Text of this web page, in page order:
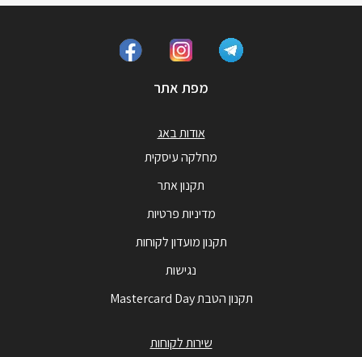
מפת אתר
אודות באג
מחלקה עיסקית
תקנון אתר
מדיניות פרטיות
תקנון מועדון לקוחות
נגישות
תקנון הטבת Mastercard Day
שירות לקוחות